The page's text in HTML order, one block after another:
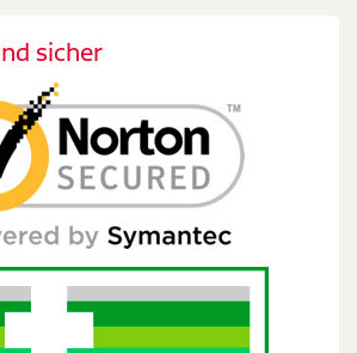
sicher